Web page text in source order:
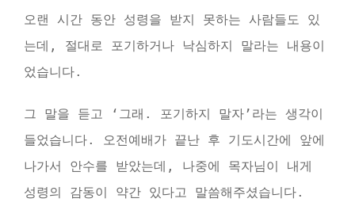
오랜 시간 동안 성령을 받지 못하는 사람들도 있
는데, 절대로 포기하거나 낙심하지 말라는 내용이
었습니다.
그 말을 듣고 ‘그래. 포기하지 말자’라는 생각이
들었습니다. 오전예배가 끝난 후 기도시간에 앞에
나가서 안수를 받았는데, 나중에 목자님이 내게
성령의 감동이 약간 있다고 말씀해주셨습니다.